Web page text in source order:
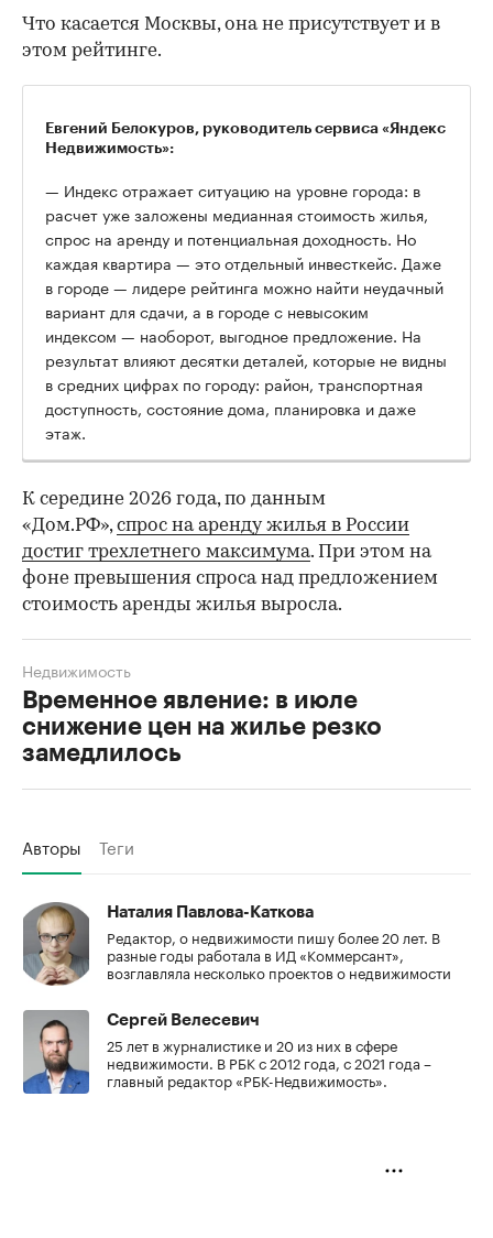
Что касается Москвы, она не присутствует и в
этом рейтинге.
Евгений Белокуров, руководитель сервиса «Яндекс
Недвижимость»:
— Индекс отражает ситуацию на уровне города: в
расчет уже заложены медианная стоимость жилья,
спрос на аренду и потенциальная доходность. Но
каждая квартира — это отдельный инвесткейс. Даже
в городе — лидере рейтинга можно найти неудачный
вариант для сдачи, а в городе с невысоким
индексом — наоборот, выгодное предложение. На
результат влияют десятки деталей, которые не видны
в средних цифрах по городу: район, транспортная
доступность, состояние дома, планировка и даже
этаж.
К середине 2026 года, по данным
«Дом.РФ»,спрос на аренду жилья в России
достиг трехлетнего максимума. При этом на
фоне превышения спроса над предложением
стоимость аренды жилья выросла.
Временное явление: в июле
снижение цен на жилье резко
замедлилось
Недвижимость
Авторы Теги
Наталия Павлова-Каткова
Редактор, о недвижимости пишу более 20 лет. В
разные годы работала в ИД «Коммерсант»,
возглавляла несколько проектов о недвижимости
Сергей Велесевич
25 лет в журналистике и 20 из них в сфере
недвижимости. В РБК с 2012 года, с 2021 года –
главный редактор «РБК-Недвижимость».